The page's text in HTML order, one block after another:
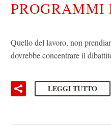
Quello del lavoro, non
dovrebbe concentrare il
LEGGI TUTTO